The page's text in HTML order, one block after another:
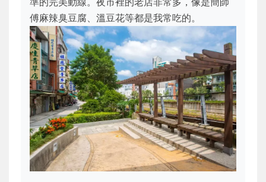
傅麻辣臭豆腐、溫豆花等都是我常吃的。